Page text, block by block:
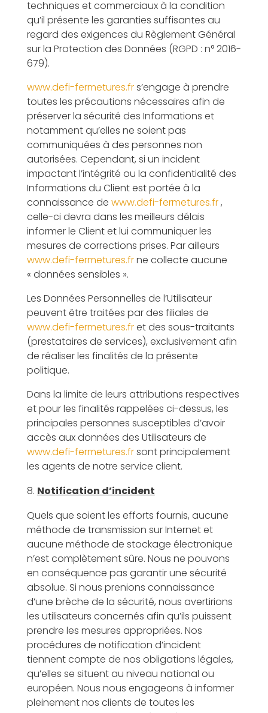
techniques et commerciaux à la condition
qu’il présente les garanties suffisantes au
regard des exigences du Règlement Général
sur la Protection des Données (RGPD : n° 2016-
679).
www.defi-fermetures.frs’engage à prendre
toutes les précautions nécessaires afin de
préserver la sécurité des Informations et
notamment qu’elles ne soient pas
communiquées à des personnes non
autorisées. Cependant, si un incident
impactant l’intégrité ou la confidentialité des
Informations du Client est portée à la
connaissance de www.defi-fermetures.fr,
celle-ci devra dans les meilleurs délais
informer le Client et lui communiquer les
mesures de corrections prises. Par ailleurs
www.defi-fermetures.frne collecte aucune
« données sensibles ».
Les Données Personnelles de l’Utilisateur
peuvent être traitées par des filiales de
www.defi-fermetures.fret des sous-traitants
(prestataires de services), exclusivement afin
de réaliser les finalités de la présente
politique.
Dans la limite de leurs attributions respectives
et pour les finalités rappelées ci-dessus, les
principales personnes susceptibles d’avoir
accès aux données des Utilisateurs de
www.defi-fermetures.frsont principalement
les agents de notre service client.
Notification d’incident
Quels que soient les efforts fournis, aucune
méthode de transmission sur Internet et
aucune méthode de stockage électronique
n’est complètement sûre. Nous ne pouvons
en conséquence pas garantir une sécurité
absolue. Si nous prenions connaissance
d’une brèche de la sécurité, nous avertirions
les utilisateurs concernés afin qu’ils puissent
prendre les mesures appropriées. Nos
procédures de notification d’incident
tiennent compte de nos obligations légales,
qu’elles se situent au niveau national ou
européen. Nous nous engageons à informer
pleinement nos clients de toutes les